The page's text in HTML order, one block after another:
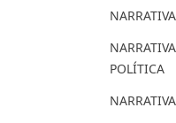
NARRATIVA
POLÍTICA